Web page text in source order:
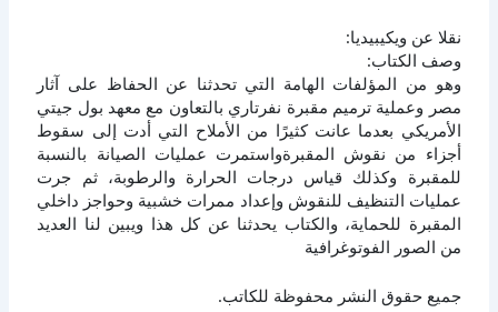
نقلا عن ويكيبيديا:
وصف الكتاب:
وهو من المؤلفات الهامة التي تحدثنا عن الحفاظ على آثار
مصر وعملية ترميم مقبرة نفرتاري بالتعاون مع معهد بول جيتي
الأمريكي بعدما عانت كثيرًا من الأملاح التي أدت إلى سقوط
أجزاء من نقوش المقبرةواستمرت عمليات الصيانة بالنسبة
للمقبرة وكذلك قياس درجات الحرارة والرطوبة، ثم جرت
عمليات التنظيف للنقوش وإعداد ممرات خشبية وحواجز داخلي
المقبرة للحماية، والكتاب يحدثنا عن كل هذا ويبين لنا العديد
من الصور الفوتوغرافية
جميع حقوق النشر محفوظة للكاتب.